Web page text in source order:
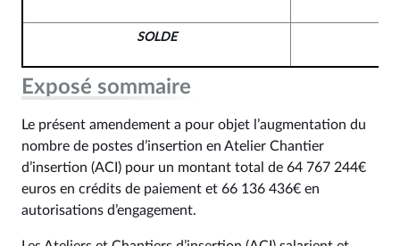
SOLDE
Exposé sommaire
Le présent amendement a pour objet l’augmentation du
nombre de postes d’insertion en Atelier Chantier
d’insertion (ACI) pour un montant total de 64 767 244€
euros en crédits de paiement et 66 136 436€ en
autorisations d’engagement.